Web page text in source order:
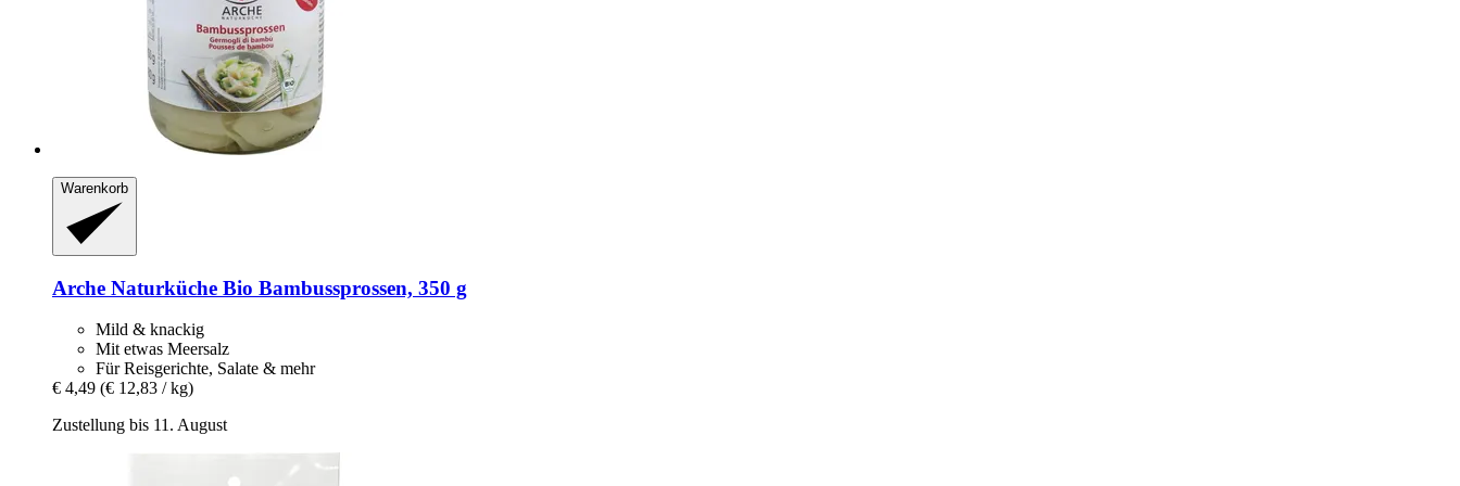
Warenkorb
Arche Naturküche Bio Bambussprossen, 350 g
Mild & knackig
Mit etwas Meersalz
Für Reisgerichte, Salate & mehr
€ 4,49 (€ 12,83 / kg)
Zustellung bis 11. August